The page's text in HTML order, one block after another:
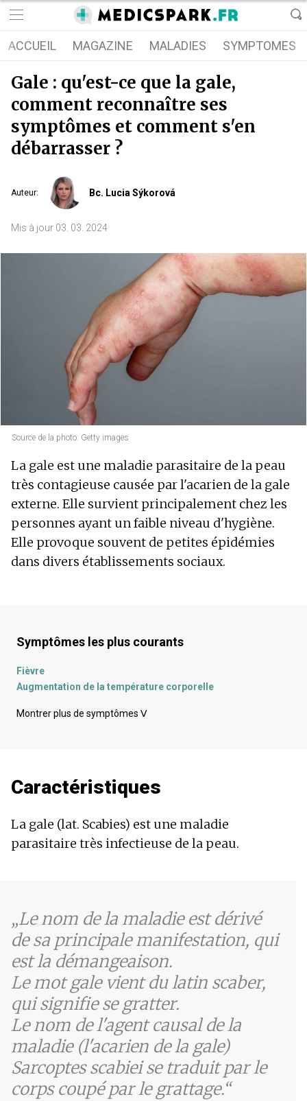
ACCUEIL MAGAZINE MALADIES SYMPTOMES
Gale : qu'est-ce que la gale,
comment reconnaître ses
symptômes et comment s'en
débarrasser ?
Auteur: Bc. Lucia Sýkorová
Mis à jour 03. 03. 2024
Source de la photo: Getty images
La gale est une maladie parasitaire de la peau
très contagieuse causée par l'acarien de la gale
externe. Elle survient principalement chez les
personnes ayant un faible niveau d'hygiène.
Elle provoque souvent de petites épidémies
dans divers établissements sociaux.
Symptômes les plus courants
Fièvre
Augmentation de la température corporelle
Cicatrices
Bourgeons
Peau sèche
Démangeaisons du cuir chevelu
Démangeaisons vaginales
Montrer plus de symptômes ᐯ
Caractéristiques
La gale (lat. Scabies) est une maladie
parasitaire très infectieuse de la peau.
Le nom de la maladie est dérivé
de sa principale manifestation, qui
est la démangeaison.
Le mot gale vient du latin scaber,
qui signifie se gratter.
Le nom de l'agent causal de la
maladie (l'acarien de la gale)
Sarcoptes scabiei se traduit par le
corps coupé par le grattage.